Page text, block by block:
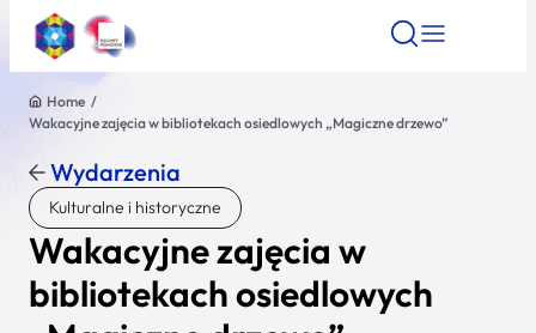
Znajdź atrakcję Znajdź artykuł Znajdź
Znajdź atrakcję
Nazwa atrakcji
Miasto
Home /
Wakacyjne zajęcia w bibliotekach osiedlowych „Magiczne drzewo”
Wydarzenia
Kulturalne i historyczne
Wakacyjne zajęcia w
bibliotekach osiedlowych